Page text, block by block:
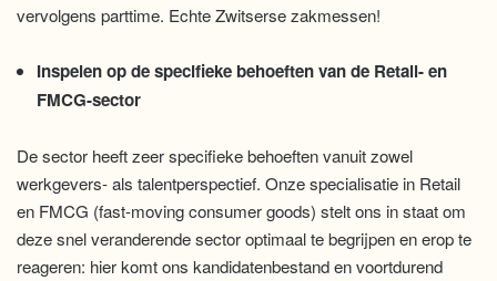
vervolgens parttime. Echte Zwitserse zakmessen!
Inspelen op de specifieke behoeften van de Retail- en
FMCG-sector
De sector heeft zeer specifieke behoeften vanuit zowel
werkgevers- als talentperspectief. Onze specialisatie in Retail
en FMCG (fast-moving consumer goods) stelt ons in staat om
deze snel veranderende sector optimaal te begrijpen en erop te
reageren: hier komt ons kandidatenbestand en voortdurend